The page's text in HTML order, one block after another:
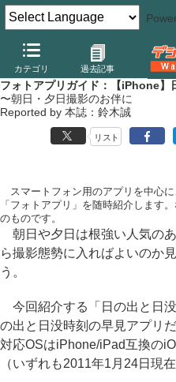
カテゴリ 過去記事
デジカメ Watch PC/モバイル関
フォトアプリガイド：【iPhone】
〜朝日・夕日撮影のお伴に
Reported by 本誌：鈴木誠
リスト
スマートフォン用のアプリを中心
「フォトアプリ」を随時紹介します
のものです。
朝日や夕日は根強い人気の
ら撮影態勢に入ればよいのか
う。
今回紹介する「日の出と日
の出と日没時刻の早見アプリ
対応OSはiPhone/iPad互換の
（いずれも2011年1月24日現在